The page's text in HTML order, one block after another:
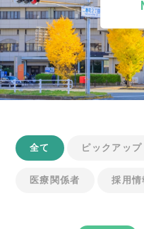
全て ピックアップ
医療関係者 採用情